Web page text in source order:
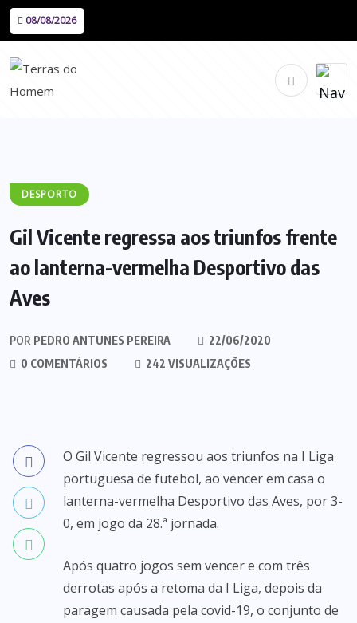
08/08/2026
DESPORTO
Gil Vicente regressa aos triunfos frente
ao lanterna-vermelha Desportivo das
Aves
POR PEDRO ANTUNES PEREIRA
22/06/2020
0 COMENTÁRIOS
242 VISUALIZAÇÕES
O Gil Vicente regressou aos triunfos na I Liga
portuguesa de futebol, ao vencer em casa o
lanterna-vermelha Desportivo das Aves, por 3-
0, em jogo da 28.ª jornada.
Após quatro jogos sem vencer e com três
derrotas após a retoma da I Liga, depois da
paragem causada pela covid-19, o conjunto de